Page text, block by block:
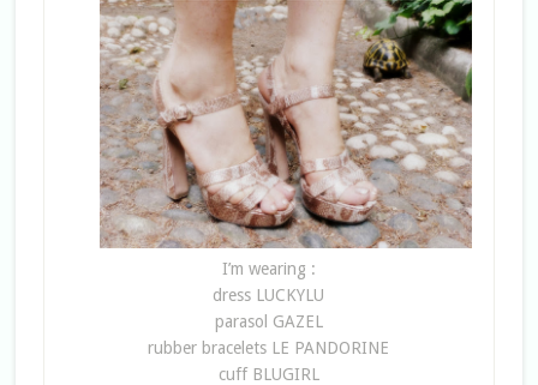
I’m wearing :
dress LUCKYLU
parasol GAZEL
rubber bracelets LE PANDORINE
cuff BLUGIRL